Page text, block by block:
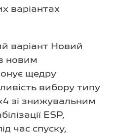
варіантах
варіант Новий
новим
щедру
вибору типу
зі знижувальним
ESP,
час спуску,